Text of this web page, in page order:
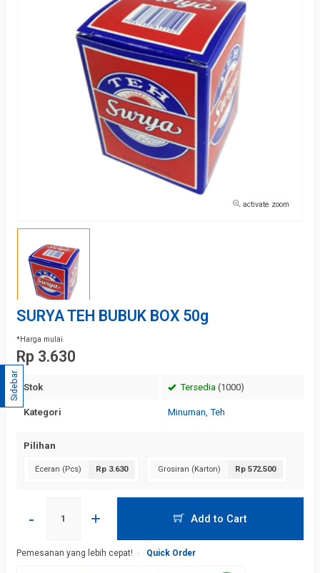
activate zoom
SURYA TEH BUBUK BOX 50g
*Harga mulai
Rp 3.630
Stok Tersedia (1000)
Kategori Minuman, Teh
Pilihan
Eceran (Pcs) Rp 3.630 Grosiran (Karton) Rp 572.500
- + Add to Cart
Pemesanan yang lebih cepat! Quick Order
Sidebar